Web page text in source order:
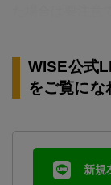
WISE公式
をご覧にな
新規